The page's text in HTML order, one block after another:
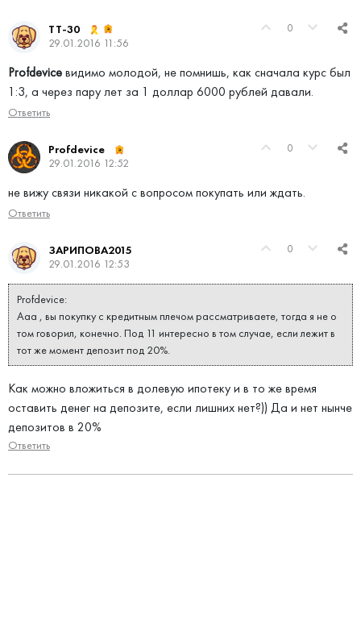
0
TT-30
29.01.2016 11:56
Profdevice видимо молодой, не помнишь, как сначала курс был
1:3, а через пару лет за 1 доллар 6000 рублей давали.
Ответить
0
Profdevice
29.01.2016 12:52
не вижу связи никакой с вопросом покупать или ждать.
Ответить
0
ЗАРИПОВА2015
29.01.2016 12:53
Profdevice:
Ааа , вы покупку с кредитным плечом рассматриваете, тогда я не о
том говорил, конечно. Под 11 интересно в том случае, если лежит в
тот же момент депозит под 20%.
Как можно вложиться в долевую ипотеку и в то же время
оставить денег на депозите, если лишних нет?)) Да и нет нынче
депозитов в 20%
Ответить